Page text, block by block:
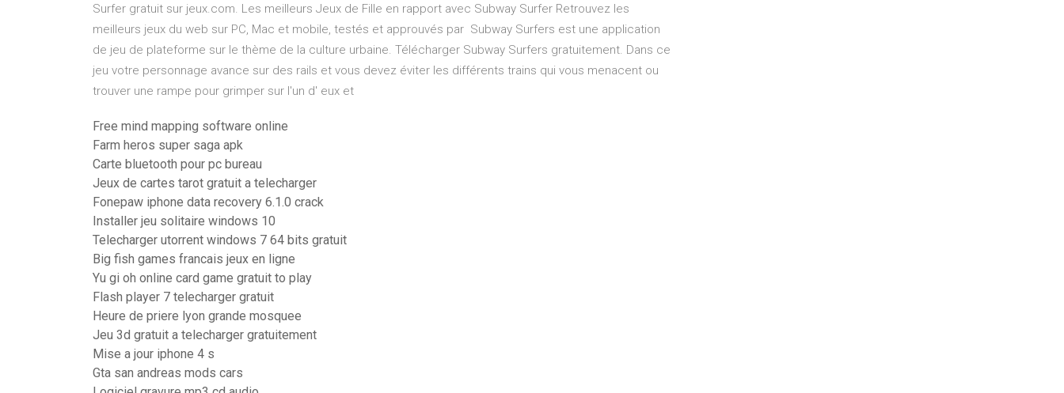
Surfer gratuit sur jeux.com. Les meilleurs Jeux de Fille en rapport avec Subway Surfer Retrouvez les
meilleurs jeux du web sur PC, Mac et mobile, testés et approuvés par Subway Surfers est une application
de jeu de plateforme sur le thème de la culture urbaine. Télécharger Subway Surfers gratuitement. Dans ce
jeu votre personnage avance sur des rails et vous devez éviter les différents trains qui vous menacent ou
trouver une rampe pour grimper sur l'un d' eux et
Free mind mapping software online
Farm heros super saga apk
Carte bluetooth pour pc bureau
Jeux de cartes tarot gratuit a telecharger
Fonepaw iphone data recovery 6.1.0 crack
Installer jeu solitaire windows 10
Telecharger utorrent windows 7 64 bits gratuit
Big fish games francais jeux en ligne
Yu gi oh online card game gratuit to play
Flash player 7 telecharger gratuit
Heure de priere lyon grande mosquee
Jeu 3d gratuit a telecharger gratuitement
Mise a jour iphone 4 s
Gta san andreas mods cars